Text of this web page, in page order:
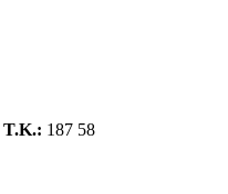
Τ.Κ.: 187 58